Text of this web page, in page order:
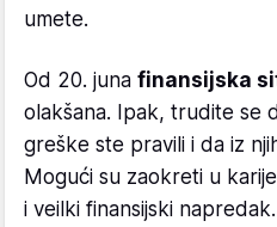
umete.
Od 20. juna finansijska
olakšana. Ipak, trudite se
greške ste pravili i da iz
Mogući su zaokreti u
i veilki finansijski